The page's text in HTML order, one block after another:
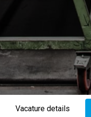
Vacature details